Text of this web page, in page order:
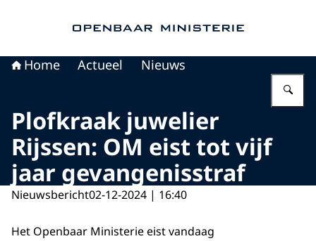
Home Actueel Nieuws
Plofkraak juwelier
Rijssen: OM eist tot vijf
jaar gevangenisstraf
Nieuwsbericht02-12-2024 | 16:40
Het Openbaar Ministerie eist vandaag